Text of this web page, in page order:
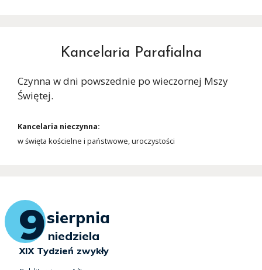
Kancelaria Parafialna
Czynna w dni powszednie po wieczornej Mszy
Świętej.
Kancelaria nieczynna:
w święta kościelne i państwowe, uroczystości